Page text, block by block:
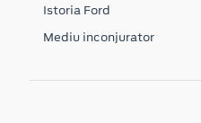
Istoria Ford
Mediu inconjurator